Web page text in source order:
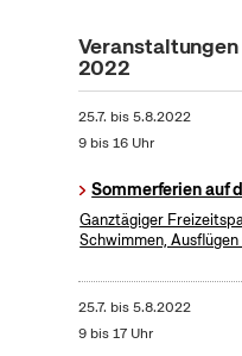
2022
25.7. bis5.8.2022
9 bis 16 Uhr
Sommerferien auf
Ganztägiger
Schwimmen,
25.7. bis5.8.2022
9 bis 17 Uhr